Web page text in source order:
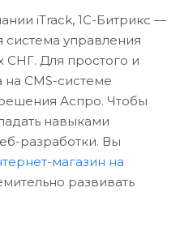
iTrack, 1C-Битрикс —
система управления
СНГ. Для простого и
на CMS-системе
Аспро. Чтобы
навыками
разработки. Вы
магазин на
развивать